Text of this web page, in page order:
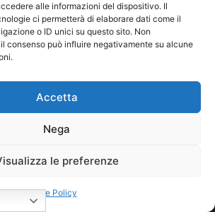
alle informazioni del dispositivo. Il
ci permetterà di elaborare dati come il
o ID unici su questo sito. Non
consenso può influire negativamente su alcune
Accetta
Nega
le preferenze
Cookie Policy
Generale CONFIDA:
intervista il direttore
Michele Adt
Carica altri